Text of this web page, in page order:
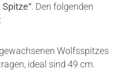
. Den folgenden
Wolfsspitzes
ideal sind 49 cm.